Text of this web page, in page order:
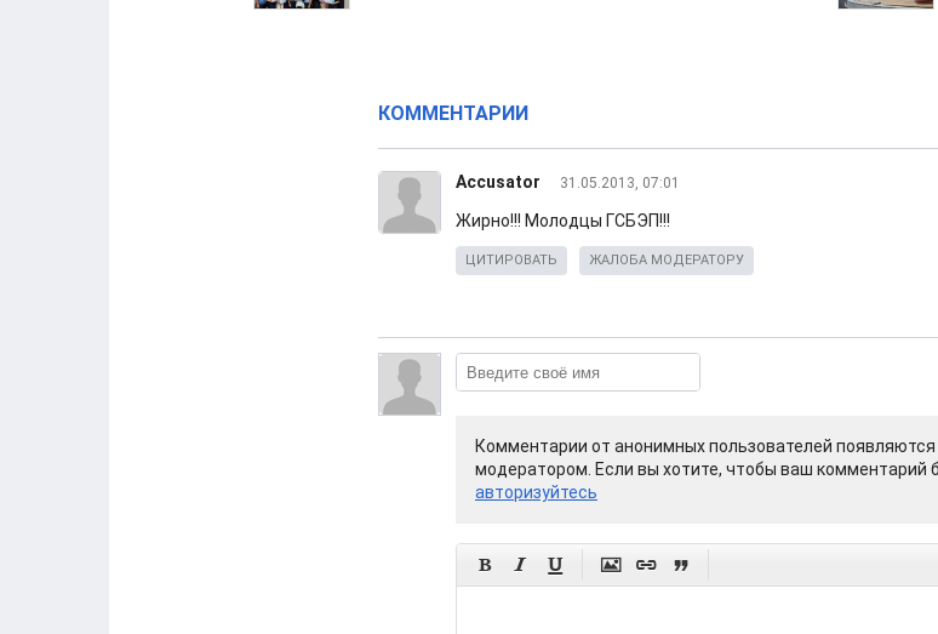
КОММЕНТАРИИ
Accusator 31.05.2013, 07:01
Жирно!!! Молодцы ГСБЭП!!!
ЦИТИРОВАТЬ ЖАЛОБА МОДЕРАТОРУ
Комментарии от анонимных пользователей появляются
модератором. Если вы хотите, чтобы ваш комментарий
авторизуйтесь
     